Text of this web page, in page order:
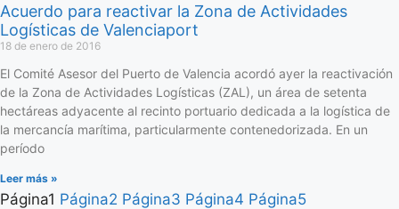
Acuerdo para reactivar la Zona de Actividades
Logísticas de Valenciaport
18 de enero de 2016
El Comité Asesor del Puerto de Valencia acordó ayer la reactivación
de la Zona de Actividades Logísticas (ZAL), un área de setenta
hectáreas adyacente al recinto portuario dedicada a la logística de
la mercancía marítima, particularmente contenedorizada. En un
período
Leer más »
Página1 Página2 Página3 Página4 Página5